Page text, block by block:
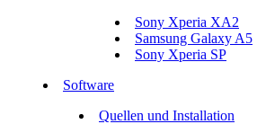
Sony Xperia XA2
Samsung Galaxy A5
Sony Xperia SP
Software
Quellen und Installation